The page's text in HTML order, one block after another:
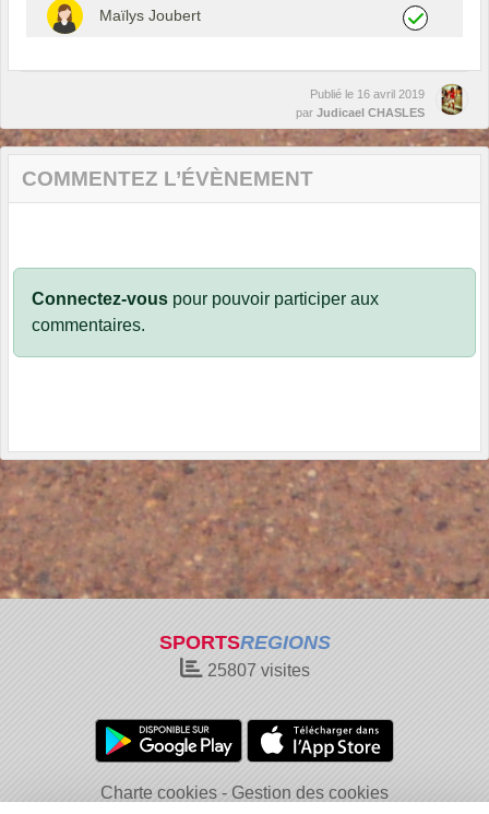
Maïlys Joubert
Publié le 16 avril 2019
par Judicael CHASLES
COMMENTEZ L’ÉVÈNEMENT
Connectez-vous pour pouvoir participer aux
commentaires.
SPORTSREGIONS
25807 visites
Charte cookies
Gestion des cookies